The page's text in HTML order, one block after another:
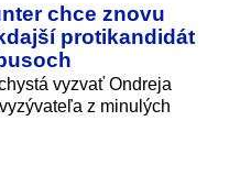
chce znovu
protikandidát
vyzvať Ondreja
z minulých